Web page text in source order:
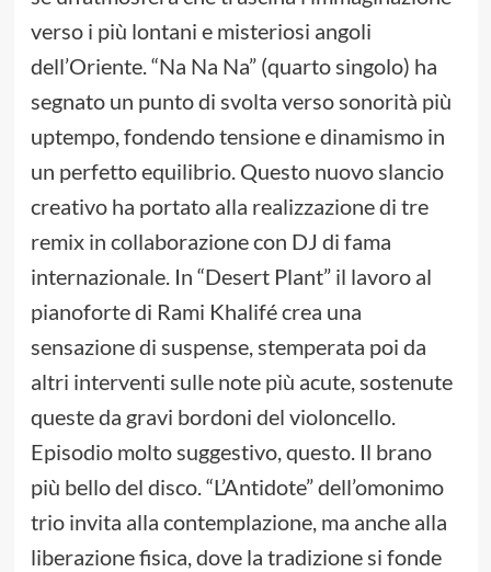
verso i più lontani e misteriosi angoli
dell’Oriente. “Na Na Na” (quarto singolo) ha
segnato un punto di svolta verso sonorità più
uptempo, fondendo tensione e dinamismo in
un perfetto equilibrio. Questo nuovo slancio
creativo ha portato alla realizzazione di tre
remix in collaborazione con DJ di fama
internazionale. In “Desert Plant” il lavoro al
pianoforte di Rami Khalifé crea una
sensazione di suspense, stemperata poi da
altri interventi sulle note più acute, sostenute
queste da gravi bordoni del violoncello.
Episodio molto suggestivo, questo. Il brano
più bello del disco. “L’Antidote” dell’omonimo
trio invita alla contemplazione, ma anche alla
liberazione fisica, dove la tradizione si fonde